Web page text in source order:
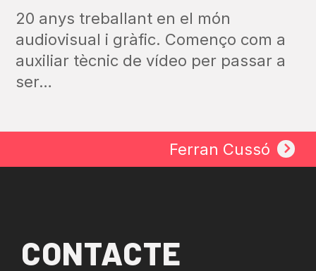
20 anys treballant en el món
audiovisual i gràfic. Començo com a
auxiliar tècnic de vídeo per passar a
ser…
next
Ferran Cussó
CONTACTE